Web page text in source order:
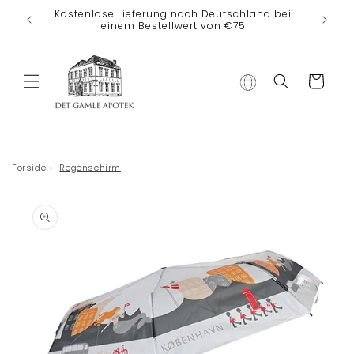
Direkt zum
Inhalt
Kostenlose Lieferung nach Deutschland bei
einem Bestellwert von €75
Warenkorb
Forside › Regenschirm